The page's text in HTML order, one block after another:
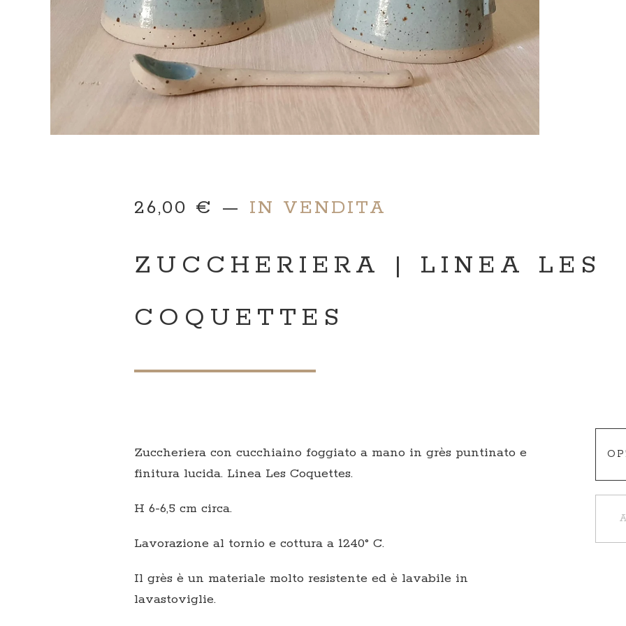
26,00 € — IN VENDITA
ZUCCHERIERA | LINEA LES
COQUETTES
Zuccheriera con cucchiaino foggiato a mano in grès puntinato e
finitura lucida. Linea Les Coquettes.
H 6-6,5 cm circa.
Lavorazione al tornio e cottura a 1240° C.
Il grès è un materiale molto resistente ed è lavabile in
lavastoviglie.